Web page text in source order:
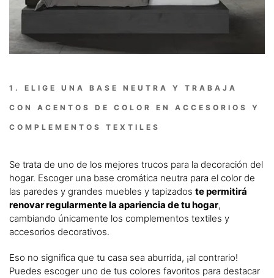
1. ELIGE UNA BASE NEUTRA Y TRABAJA
CON ACENTOS DE COLOR EN ACCESORIOS Y
COMPLEMENTOS TEXTILES
Se trata de uno de los mejores trucos para la decoración del
hogar. Escoger una base cromática neutra para el color de
las paredes y grandes muebles y tapizados te permitirá
renovar regularmente la apariencia de tu hogar,
cambiando únicamente los complementos textiles y
accesorios decorativos.
Eso no significa que tu casa sea aburrida, ¡al contrario!
Puedes escoger uno de tus colores favoritos para destacar